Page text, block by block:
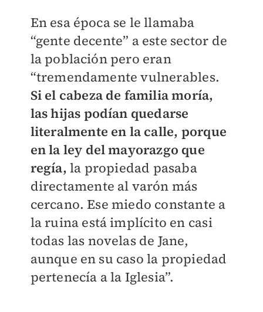
En esa época se le llamaba
“gente decente” a este sector de
la población pero eran
“tremendamente vulnerables.
Si el cabeza de familia moría,
las hijas podían quedarse
literalmente en la calle, porque
en la ley del mayorazgo que
regía, la propiedad pasaba
directamente al varón más
cercano. Ese miedo constante a
la ruina está implícito en casi
todas las novelas de Jane,
aunque en su caso la propiedad
pertenecía a la Iglesia”.